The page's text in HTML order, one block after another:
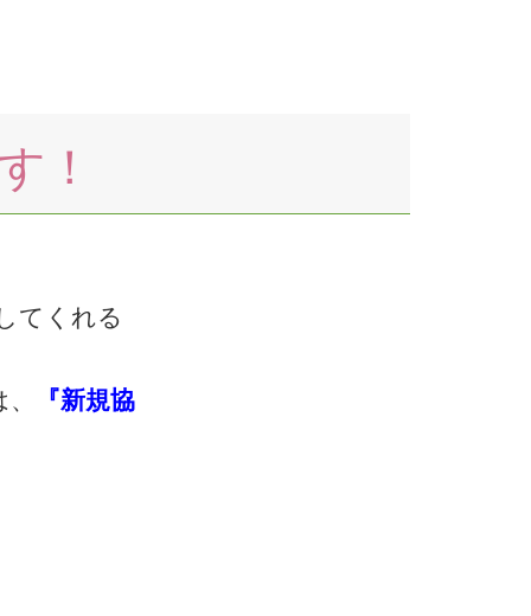
！
てくれる
『新規協